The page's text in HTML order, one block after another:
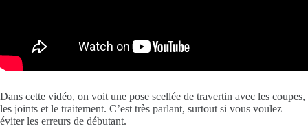
Dans cette vidéo, on voit une pose scellée de travertin avec les coupes,
les joints et le traitement. C’est très parlant, surtout si vous voulez
éviter les erreurs de débutant.